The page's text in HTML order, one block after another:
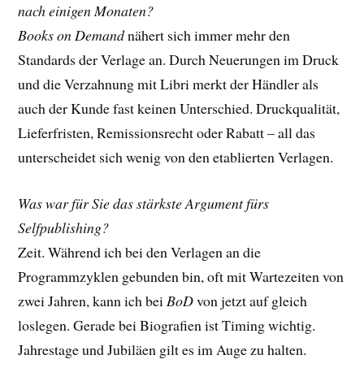
nach einigen Monaten?
Books on Demandnähert sich immer mehr den
Standards der Verlage an. Durch Neuerungen im Druck
und die Verzahnung mit Libri merkt der Händler als
auch der Kunde fast keinen Unterschied. Druckqualität,
Lieferfristen, Remissionsrecht oder Rabatt ­– all das
unterscheidet sich wenig von den etablierten Verlagen.
Was war für Sie das stärkste Argument fürs
Selfpublishing?
Zeit. Während ich bei den Verlagen an die
Programmzyklen gebunden bin, oft mit Wartezeiten von
zwei Jahren, kann ich beiBoDvon jetzt auf gleich
loslegen. Gerade bei Biografien ist Timing wichtig.
Jahrestage und Jubiläen gilt es im Auge zu halten.